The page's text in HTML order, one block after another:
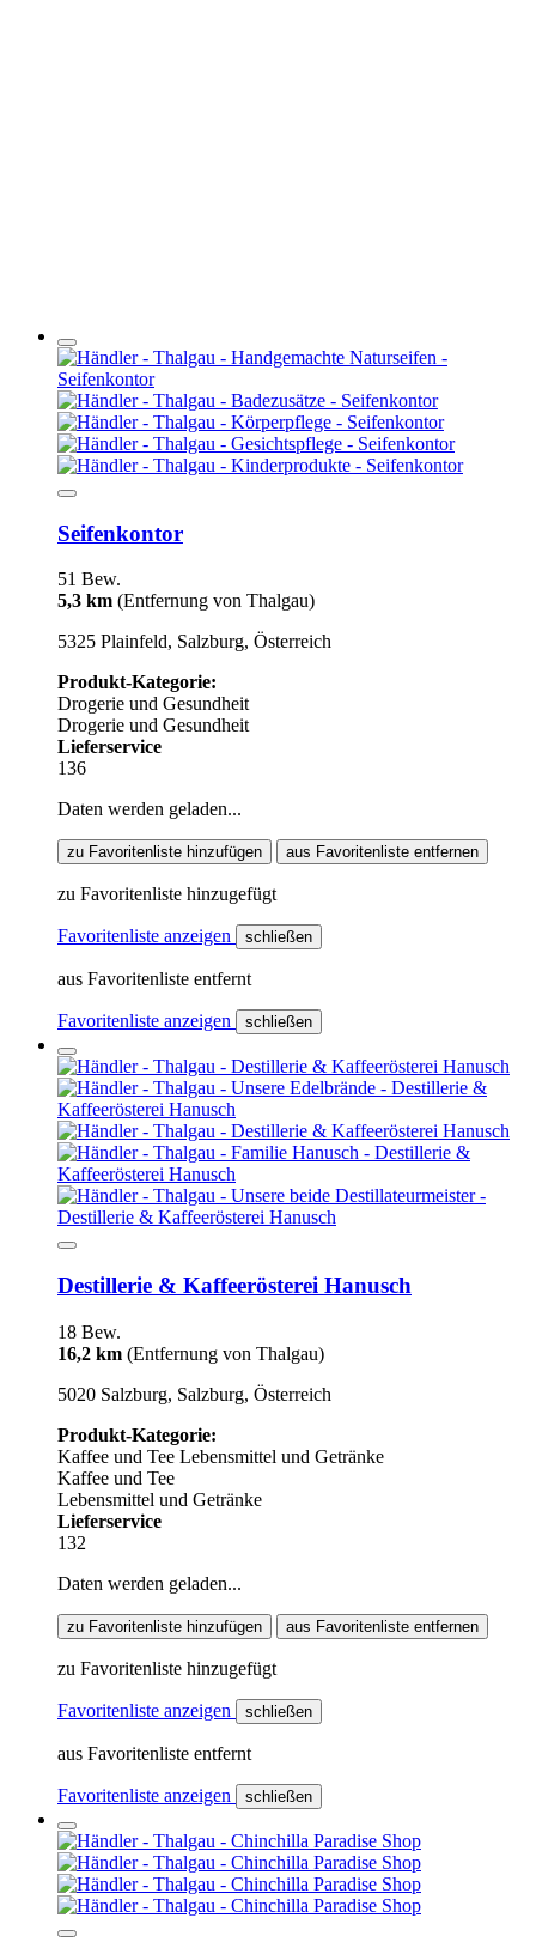
Seifenkontor
51 Bew.
5,3 km (Entfernung von Thalgau)
5325 Plainfeld, Salzburg, Österreich
Produkt-Kategorie:
Drogerie und Gesundheit
Drogerie und Gesundheit
Lieferservice
136
Daten werden geladen...
zu Favoritenliste hinzufügen aus Favoritenliste entfernen
zu Favoritenliste hinzugefügt
Favoritenliste anzeigen schließen
aus Favoritenliste entfernt
Favoritenliste anzeigen schließen
Destillerie & Kaffeerösterei Hanusch
18 Bew.
16,2 km (Entfernung von Thalgau)
5020 Salzburg, Salzburg, Österreich
Produkt-Kategorie:
Kaffee und Tee Lebensmittel und Getränke
Kaffee und Tee
Lebensmittel und Getränke
Lieferservice
132
Daten werden geladen...
zu Favoritenliste hinzufügen aus Favoritenliste entfernen
zu Favoritenliste hinzugefügt
Favoritenliste anzeigen schließen
aus Favoritenliste entfernt
Favoritenliste anzeigen schließen